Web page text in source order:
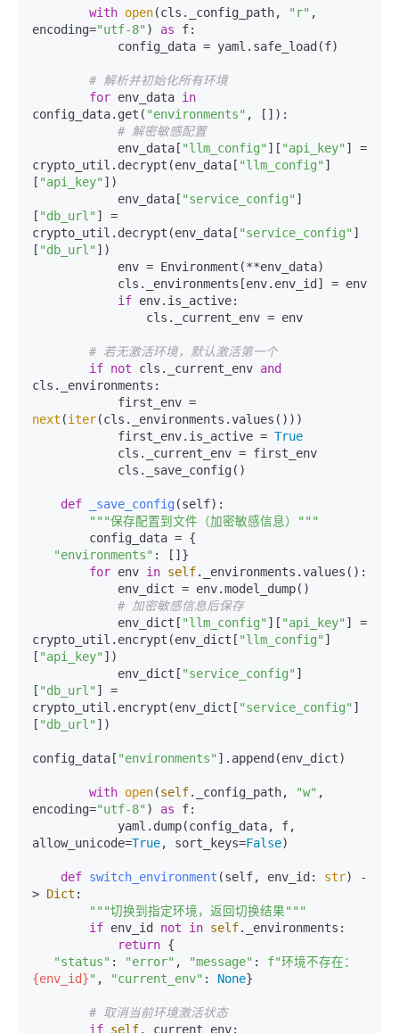
with open(cls._config_path, "r" ,
encoding="utf-8" ) as f:
# 解析并初始化所有环境
for env_data in
config_data.get( "environments" , []):
# 解密敏感配置
            env_data[
"llm_config" ][ "api_key" ] =
crypto_util.decrypt(env_data[ "llm_config" ]
[ "api_key" ])
            env_data[
"service_config" ]
[ "db_url" ] =
crypto_util.decrypt(env_data[ "service_config" ]
[ "db_url" ])
if env.is_active:
# 若无激活环境，默认激活第一个
if not cls._current_env and
cls._environments:
next (iter(cls._environments.values()))
            first_env.is_active =
True
def _save_config (self):
"""保存配置到文件（加密敏感信息）"""
"environments" : []}
for env in self._environments.values():
# 加密敏感信息后保存
            env_dict[
"llm_config" ][ "api_key" ] =
crypto_util.encrypt(env_dict[ "llm_config" ]
[ "api_key" ])
            env_dict[
"service_config" ]
[ "db_url" ] =
crypto_util.encrypt(env_dict[ "service_config" ]
[ "db_url" ])
config_data[ "environments" ].append(env_dict)
with open(self._config_path, "w" ,
encoding="utf-8" ) as f:
allow_unicode=True, sort_keys=False)
def switch_environment (self, env_id: str) -
> Dict :
"""切换到指定环境，返回切换结果"""
if env_id not in self._environments:
return {
"status" : "error" , "message" : f"环境不存在：
{env_id}" , "current_env" : None}
# 取消当前环境激活状态
if self._current_env: